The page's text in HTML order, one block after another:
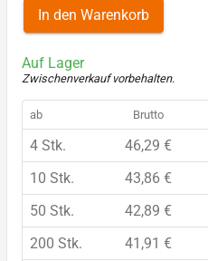
In den Warenkorb
Auf Lager
Zwischenverkauf vorbehalten.
ab Brutto
4 Stk. 46,29 €
10 Stk.
43,86 €
50 Stk.
42,89 €
200 Stk.
41,91 €